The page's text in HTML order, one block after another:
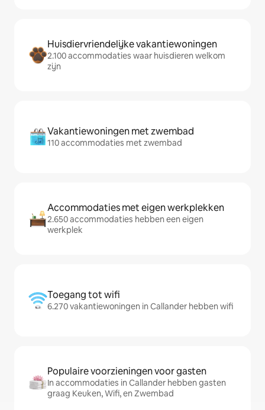
Huisdiervriendelijke vakantiewoningen
2.100 accommodaties waar huisdieren welkom
zijn
Vakantiewoningen met zwembad
110 accommodaties met zwembad
Accommodaties met eigen werkplekken
2.650 accommodaties hebben een eigen
werkplek
Toegang tot wifi
6.270 vakantiewoningen in Callander hebben wifi
Populaire voorzieningen voor gasten
In accommodaties in Callander hebben gasten
graag Keuken, Wifi, en Zwembad